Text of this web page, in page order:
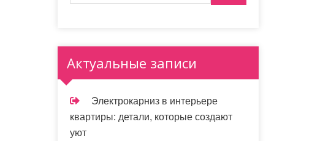
Актуальные записи
Электрокарниз в интерьере
квартиры: детали, которые создают
уют